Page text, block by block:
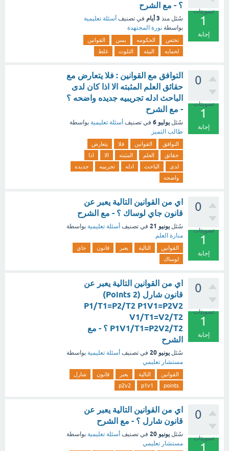
تصويتات
1
إجابة
؟ - مع الشرح
سُئل منذ 3 أيام في تصنيف أسئلة تعليمية
بواسطة نورة المجتهدة
تختص الحكومه بسن
القوانين
لحمايه
البيئه التلوث غلط
0
تصويتات
1
إجابة
التوافق مع القوانين : فلا يتعارض مع
حقائق العلم المثبته الا اذا كان لدى
الباحث ادله تجريبيه جديده واضحه ؟
- مع الشرح
سُئل يوليو 6 في تصنيف أسئلة تعليمية بواسطة
طالب التميز
التوافق القوانين فلا
يتعارض
حقائق
العلم المثبته الا
اذا
لدى
الباحث ادله تجريبيه
جديده
واضحه
0
تصويتات
1
إجابة
اي من القوانين التالية يعبر عن
قانون جاي لوساك ؟ - مع الشرح
سُئل يونيو 21 في تصنيف أسئلة تعليمية بواسطة
منارة العلم
القوانين التالية يعبر قانون
جاي
لوساك
0
تصويتات
1
إجابة
اي من القوانين التالية يعبر عن
قانون شارل (2 Points)
P1/T1=P2/T2 P1V1=P2V2
V1/T1=V2/T2
P1V1/T1=P2V2/T2 ؟ - مع
الشرح
سُئل يونيو 20 في تصنيف أسئلة تعليمية بواسطة
مستشار تعليمي
القوانين التالية يعبر قانون
شارل
points
p1v1
p2v2
0
تصويتات
1
اي من القوانين التالية يعبر عن
قانون شارل ؟ - مع الشرح
سُئل يونيو 20 في تصنيف أسئلة تعليمية بواسطة
مستشار تعليمي